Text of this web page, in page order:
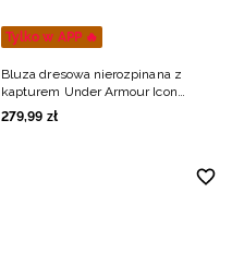
Tylko w APP 🔥
Bluza dresowa nierozpinana z
kapturem Under Armour Icon
Fleece Hoodie męska - zielona
279,99 zł